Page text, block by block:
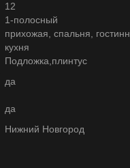
12
1-полосный
прихожая, спальня,
кухня
Подложка,плинтус
да
да
Нижний Новгород